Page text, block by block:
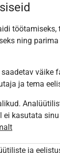
töötamiseks,
ning parima
väike
ja tema
ei kasutata sinu
ja